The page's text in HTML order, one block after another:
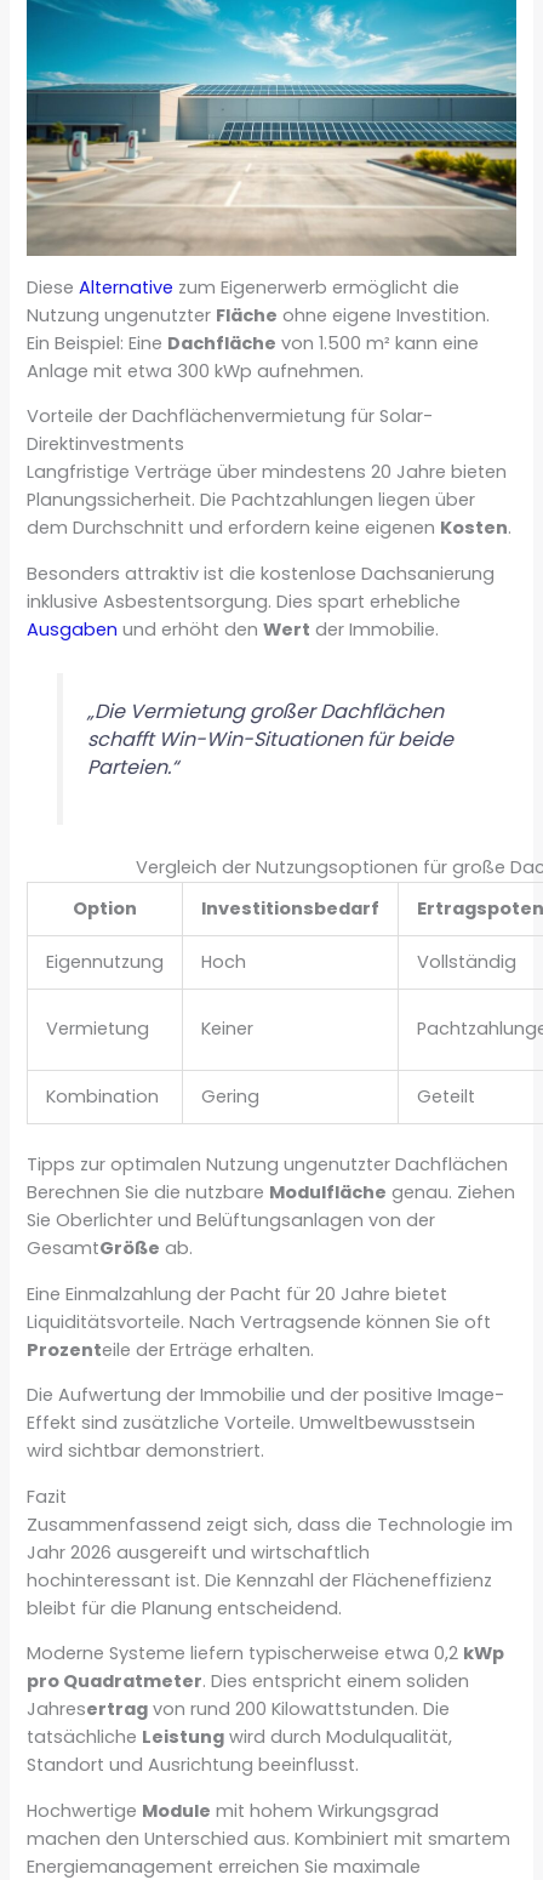
DieseAlternative zum Eigenerwerb ermöglicht die
Nutzung ungenutzter Fläche ohne eigene Investition.
Ein Beispiel: Eine Dachfläche von 1.500 m² kann eine
Anlage mit etwa 300 kWp aufnehmen.
Vorteile der Dachflächenvermietung für Solar-
Direktinvestments
Langfristige Verträge über mindestens 20 Jahre bieten
Planungssicherheit. Die Pachtzahlungen liegen über
dem Durchschnitt und erfordern keine eigenen Kosten.
Besonders attraktiv ist die kostenlose Dachsanierung
inklusive Asbestentsorgung. Dies spart erhebliche
Ausgaben und erhöht denWert der Immobilie.
„Die Vermietung großer Dachflächen
schafft Win-Win-Situationen für beide
Parteien.“
Vergleich der Nutzungsoptionen für große
Option
Investitionsbedarf
Eigennutzung Hoch Vollständig
Vermietung Keiner
Kombination Gering Geteilt
Tipps zur optimalen Nutzung ungenutzter Dachflächen
Berechnen Sie die nutzbare Modulfläche genau. Ziehen
Sie Oberlichter und Belüftungsanlagen von der
GesamtGröße ab.
Eine Einmalzahlung der Pacht für 20 Jahre bietet
Liquiditätsvorteile. Nach Vertragsende können Sie oft
Prozenteile der Erträge erhalten.
Die Aufwertung der Immobilie und der positive Image-
Effekt sind zusätzliche Vorteile. Umweltbewusstsein
wird sichtbar demonstriert.
Fazit
Zusammenfassend zeigt sich, dass die Technologie im
Jahr 2026 ausgereift und wirtschaftlich
hochinteressant ist. Die Kennzahl der Flächeneffizienz
bleibt für die Planung entscheidend.
Moderne Systeme liefern typischerweise etwa 0,2 kWp
pro Quadratmeter. Dies entspricht einem soliden
Jahresertrag von rund 200 Kilowattstunden. Die
tatsächliche Leistung wird durch Modulqualität,
Standort und Ausrichtung beeinflusst.
Hochwertige Module mit hohem Wirkungsgrad
machen den Unterschied aus. Kombiniert mit smartem
Energiemanagement erreichen Sie maximale